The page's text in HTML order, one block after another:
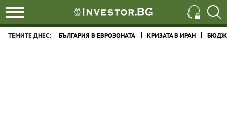
ТЕМИТЕ ДНЕС: БЪЛГАРИЯ В ЕВРОЗОНАТА КРИЗАТА В ИРАН